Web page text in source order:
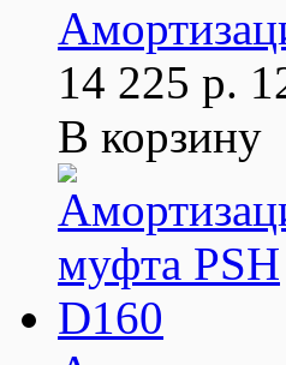
14 225 р.
В корзину